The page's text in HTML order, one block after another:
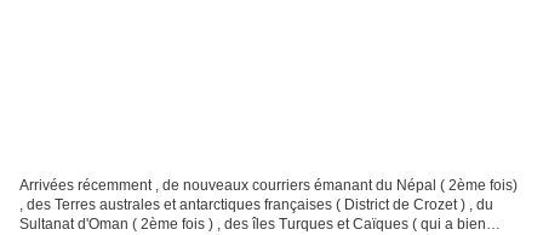
Arrivées récemment , de nouveaux courriers émanant du Népal ( 2ème fois)
, des Terres australes et antarctiques françaises ( District de Crozet ) , du
Sultanat d'Oman ( 2ème fois ) , des îles Turques et Caïques ( qui a bien